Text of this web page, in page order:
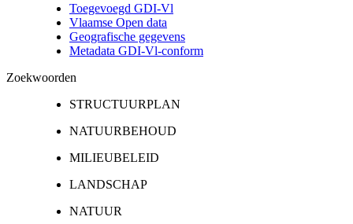
Toegevoegd GDI-Vl
Vlaamse Open data
Geografische gegevens
Metadata GDI-Vl-conform
Zoekwoorden
STRUCTUURPLAN
NATUURBEHOUD
MILIEUBELEID
LANDSCHAP
NATUUR